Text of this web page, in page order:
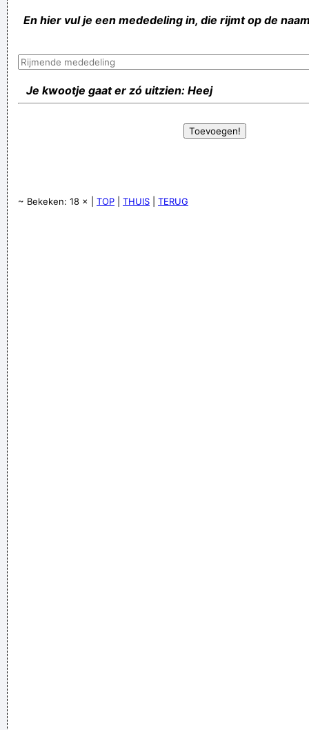
En hier vul je een mededeling in, die rijmt op de
Je kwootje gaat er zó uitzien: Heej
~ Bekeken: 18 × | TOP THUIS TERUG